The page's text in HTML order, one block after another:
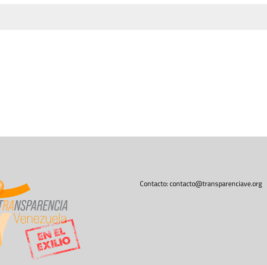
Contacto:contacto@transparenciave.org